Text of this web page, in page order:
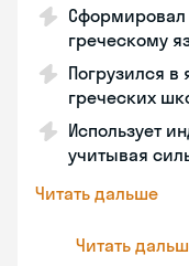
греческому
Погрузился в
греческих
Использует
учитывая
Читать дальше
Читать